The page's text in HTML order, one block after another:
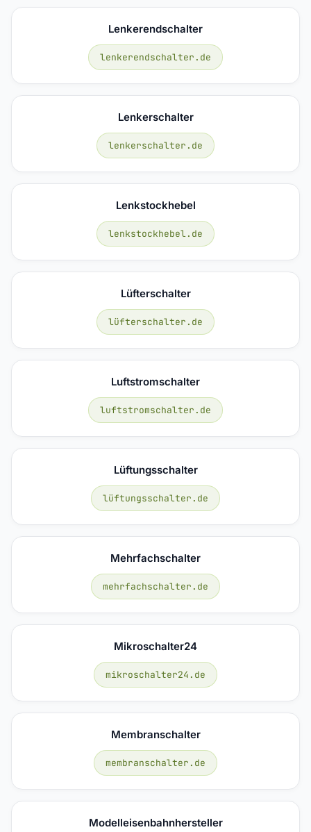
Lenkerendschalter
lenkerendschalter.de
Lenkerschalter
lenkerschalter.de
Lenkstockhebel
lenkstockhebel.de
Lüfterschalter
lüfterschalter.de
Luftstromschalter
luftstromschalter.de
Lüftungsschalter
lüftungsschalter.de
Mehrfachschalter
mehrfachschalter.de
Mikroschalter24
mikroschalter24.de
Membranschalter
membranschalter.de
Modelleisenbahnhersteller